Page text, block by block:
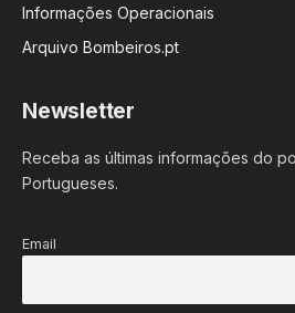
Informações Operacionais
Arquivo Bombeiros.pt
Newsletter
Receba as últimas informações do
Portugueses.
Email